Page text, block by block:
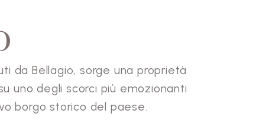
da Bellagio, sorge una proprietà
uno degli scorci più emozionanti
borgo storico del paese.